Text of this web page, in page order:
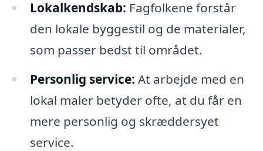
Lokalkendskab: Fagfolkene forstår
den lokale byggestil og de materialer,
som passer bedst til området.
Personlig service: At arbejde med en
lokal maler betyder ofte, at du får en
mere personlig og skræddersyet
service.